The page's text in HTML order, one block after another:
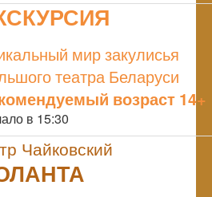
мир закулисья
театра Беларуси
возраст 14+
в 15:30
Чайковский